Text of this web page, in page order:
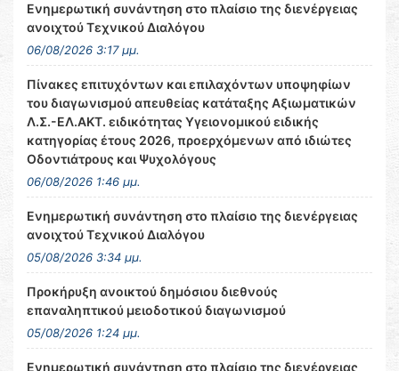
Ενημερωτική συνάντηση στο πλαίσιο της διενέργειας
ανοιχτού Τεχνικού Διαλόγου
06/08/2026 3:17 μμ.
Πίνακες επιτυχόντων και επιλαχόντων υποψηφίων
του διαγωνισμού απευθείας κατάταξης Αξιωματικών
Λ.Σ.-ΕΛ.ΑΚΤ. ειδικότητας Υγειονομικού ειδικής
κατηγορίας έτους 2026, προερχόμενων από ιδιώτες
Οδοντιάτρους και Ψυχολόγους
06/08/2026 1:46 μμ.
Ενημερωτική συνάντηση στο πλαίσιο της διενέργειας
ανοιχτού Τεχνικού Διαλόγου
05/08/2026 3:34 μμ.
Προκήρυξη ανοικτού δημόσιου διεθνούς
επαναληπτικού μειοδοτικού διαγωνισμού
05/08/2026 1:24 μμ.
Ενημερωτική συνάντηση στο πλαίσιο της διενέργειας